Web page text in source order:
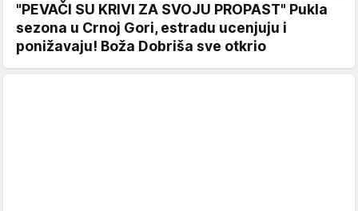
"PEVAČI SU KRIVI ZA SVOJU PROPAST" Pukla
sezona u Crnoj Gori, estradu ucenjuju i
ponižavaju! Boža Dobriša sve otkrio